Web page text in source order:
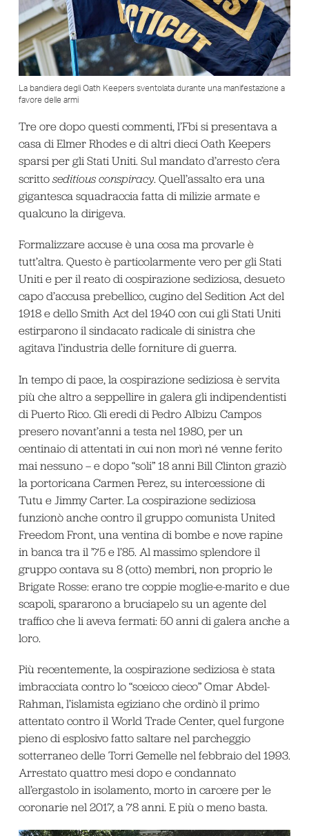
La bandiera degli Oath Keepers sventolata durante una manifestazione a
favore delle armi
Tre ore dopo questi commenti, l’Fbi si presentava a
casa di Elmer Rhodes e di altri dieci Oath Keepers
sparsi per gli Stati Uniti. Sul mandato d’arresto c’era
scritto seditious conspiracy. Quell’assalto era una
gigantesca squadraccia fatta di milizie armate e
qualcuno la dirigeva.
Formalizzare accuse è una cosa ma provarle è
tutt’altra. Questo è particolarmente vero per gli Stati
Uniti e per il reato di cospirazione sediziosa, desueto
capo d’accusa prebellico, cugino del Sedition Act del
1918 e dello Smith Act del 1940 con cui gli Stati Uniti
estirparono il sindacato radicale di sinistra che
agitava l’industria delle forniture di guerra.
In tempo di pace, la cospirazione sediziosa è servita
più che altro a seppellire in galera gli indipendentisti
di Puerto Rico. Gli eredi di Pedro Albizu Campos
presero novant’anni a testa nel 1980, per un
centinaio di attentati in cui non morì né venne ferito
mai nessuno – e dopo “soli” 18 anni Bill Clinton graziò
la portoricana Carmen Perez, su intercessione di
Tutu e Jimmy Carter. La cospirazione sediziosa
funzionò anche contro il gruppo comunista United
Freedom Front, una ventina di bombe e nove rapine
in banca tra il ’75 e l’85. Al massimo splendore il
gruppo contava su 8 (otto) membri, non proprio le
Brigate Rosse: erano tre coppie moglie-e-marito e due
scapoli, spararono a bruciapelo su un agente del
traffico che li aveva fermati: 50 anni di galera anche a
loro.
Più recentemente, la cospirazione sediziosa è stata
imbracciata contro lo “sceicco cieco” Omar Abdel-
Rahman, l’islamista egiziano che ordinò il primo
attentato contro il World Trade Center, quel furgone
pieno di esplosivo fatto saltare nel parcheggio
sotterraneo delle Torri Gemelle nel febbraio del 1993.
Arrestato quattro mesi dopo e condannato
all’ergastolo in isolamento, morto in carcere per le
coronarie nel 2017, a 78 anni. E più o meno basta.